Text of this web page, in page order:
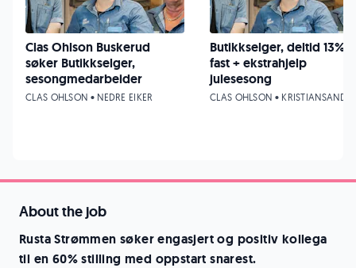
About the job
Rusta Strømmen søker engasjert og positiv kollega
til en 60% stilling med oppstart snarest.
Clas Ohlson Buskerud
søker Butikkselger,
sesongmedarbeider
CLAS OHLSON • NEDRE EIKER
Butikkselger, deltid 13%
fast + ekstrahjelp
julesesong
CLAS OHLSON • KRISTIANSAND